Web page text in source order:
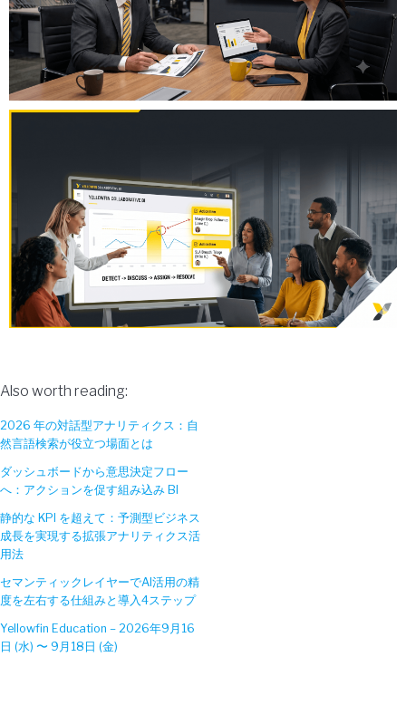
Also worth reading:
2026 年の対話型アナリティクス：自
然言語検索が役立つ場面とは
ダッシュボードから意思決定フロー
へ：アクションを促す組み込み BI
静的な KPI を超えて：予測型ビジネス
成長を実現する拡張アナリティクス活
用法
セマンティックレイヤーでAI活用の精
度を左右する仕組みと導入4ステップ
Yellowfin Education – 2026年9月16
日 (水) 〜 9月18日 (金)